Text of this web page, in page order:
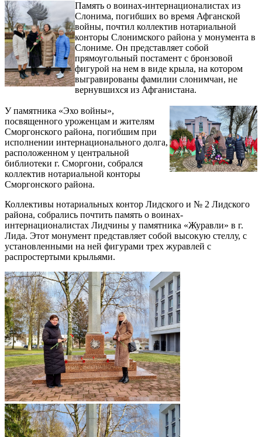
Память о воинах-интернационалистах из
Слонима, погибших во время Афганской
войны, почтил коллектив нотариальной
конторы Слонимского района у монумента в
Слониме. Он представляет собой
прямоугольный постамент с бронзовой
фигурой на нем в виде крыла, на котором
выгравированы фамилии слонимчан, не
вернувшихся из Афганистана.
У памятника «Эхо войны»,
посвященного уроженцам и жителям
Сморгонского района, погибшим при
исполнении интернационального долга,
расположенном у центральной
библиотеки г. Сморгони, собрался
коллектив нотариальной конторы
Сморгонского района.
Коллективы нотариальных контор Лидского и № 2 Лидского
района, собрались почтить память о воинах-
интернационалистах Лидчины у памятника «Журавли» в г.
Лида. Этот монумент представляет собой высокую стеллу, с
установленными на ней фигурами трех журавлей с
распростертыми крыльями.